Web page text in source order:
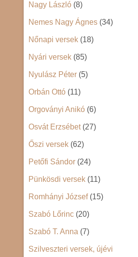
Nagy László (8)
Nemes Nagy Ágnes (34)
Nőnapi versek (18)
Nyári versek (85)
Nyulász Péter (5)
Orbán Ottó (11)
Orgoványi Anikó (6)
Osvát Erzsébet(27)
Őszi versek (62)
Petőfi Sándor (24)
Pünkösdi versek (11)
Romhányi József(15)
Szabó Lőrinc (20)
Szabó T. Anna (7)
Szilveszteri versek, újévi